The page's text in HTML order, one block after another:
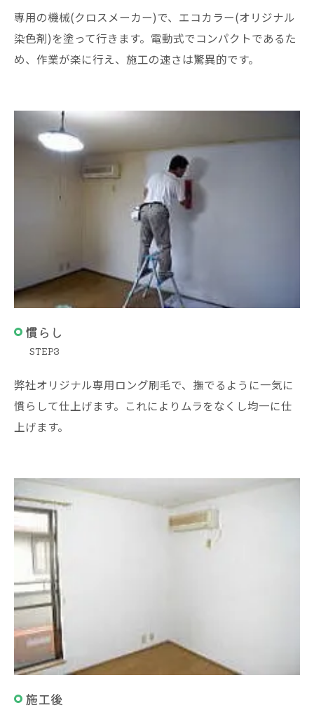
専用の機械(クロスメーカー)で、エコカラー(オリジナル
染色剤)を塗って行きます。電動式でコンパクトであるた
め、作業が楽に行え、施工の速さは驚異的です。
慣らし
STEP3
弊社オリジナル専用ロング刷毛で、撫でるように一気に
慣らして仕上げます。これによりムラをなくし均一に仕
上げます。
施工後